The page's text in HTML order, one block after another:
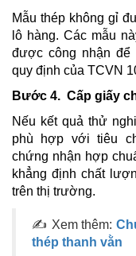
Mẫu thép không gỉ
lô hàng. Các mẫu
được công nhận để
quy định của TCVN
Bước 4. Cấp giấy
Nếu kết quả thử
phù hợp với tiêu
chứng nhận hợp
khẳng định chất
trên thị trường.
✍ Xem thêm:
thép thanh vằn